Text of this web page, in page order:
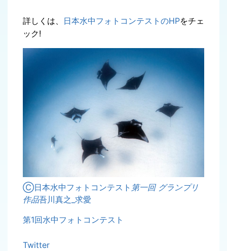
詳しくは、 日本水中フォトコンテストのHPをチェ
ック!
Ⓒ日本水中フォトコンテスト 第一回 グランプリ
作品吾川真之_求愛
第1回水中フォトコンテスト
Twitter